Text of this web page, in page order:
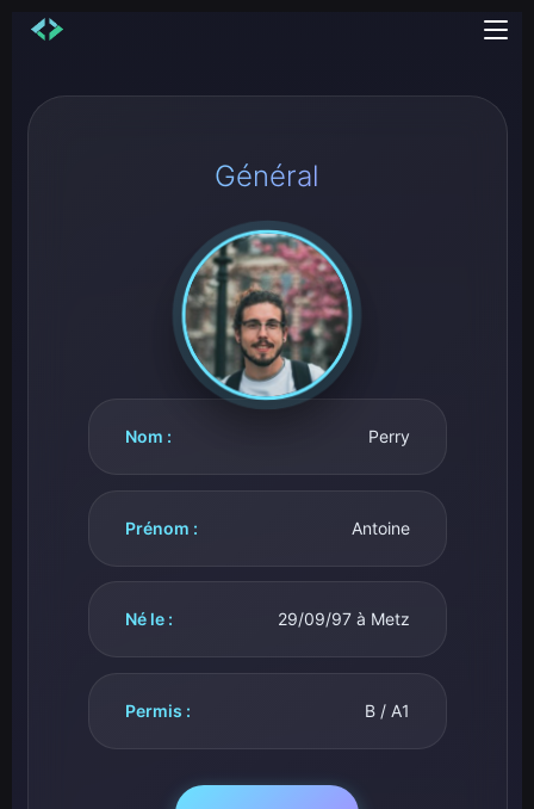
Général
Nom : Perry
Prénom : Antoine
Né le : 29/09/97 à Metz
Permis : B / A1